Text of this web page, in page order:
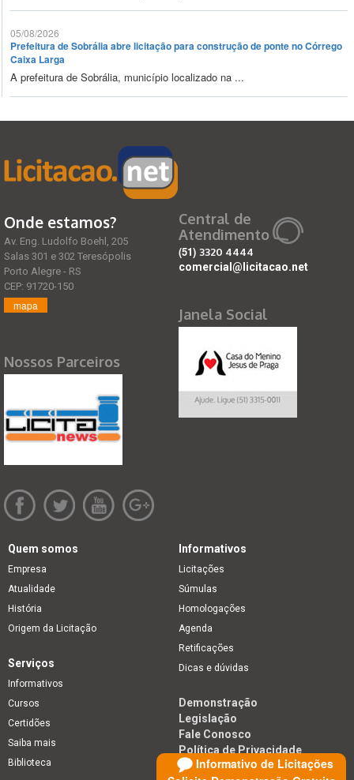
05/08/2026
Prefeitura de Sobrália abre licitação para construção de ponte no Córrego
Caixa Larga
A prefeitura de Sobrália, município localizado na ...
Informativo de Licitações
Onde estamos?
Av. Eng. Ludolfo Boehl, 205
Salas 301 e 302 Teresópolis
Porto Alegre - RS
CEP: 91720-150
mapa
Nossos Parceiros
Central de
Atendimento
(51) 3320 4444
comercial@licitacao.net
Janela Social
Quem somos
Empresa
Atualidade
História
Origem da Licitação
Informativos
Licitações
Súmulas
Homologações
Agenda
Retificações
Dicas e dúvidas
Serviços
Informativos
Cursos
Certidões
Saiba mais
Biblioteca
Demonstração
Legislação
Fale Conosco
Política de Privacidade